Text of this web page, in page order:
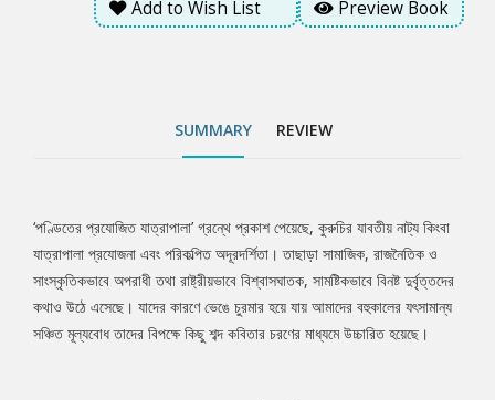
Add to Wish List Preview Book
SUMMARY REVIEW
Tab
Article
‘পণ্ডিতের প্রযোজিত যাত্রাপালা’ গ্রন্থে প্রকাশ পেয়েছে, কুরুচির যাবতীয় নাট্য কিংবা
যাত্রাপালা প্রযোজনা এবং পরিকল্পিত অদূরদর্শিতা। তাছাড়া সামাজিক, রাজনৈতিক ও
সাংস্কৃতিকভাবে অপরাধী তথা রাষ্ট্রীয়ভাবে বিশ্বাসঘাতক, সামষ্টিকভাবে বিনষ্ট দুর্বৃত্তদের
কথাও উঠে এসেছে। যাদের কারণে ভেঙে চুরমার হয়ে যায় আমাদের বহুকালের যৎসামান্য
সঞ্চিত মূল্যবোধ তাদের বিপক্ষে কিছু শব্দ কবিতার চরণের মাধ্যমে উচ্চারিত হয়েছে।